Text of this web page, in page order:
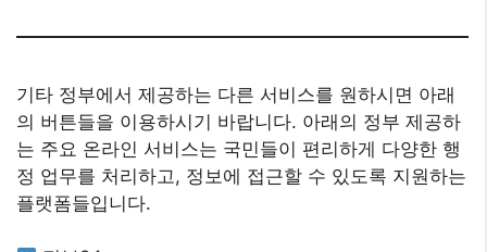
기타 정부에서 제공하는 다른 서비스를 원하시면 아래
의 버튼들을 이용하시기 바랍니다. 아래의 정부 제공하
는 주요 온라인 서비스는 국민들이 편리하게 다양한 행
정 업무를 처리하고, 정보에 접근할 수 있도록 지원하는
플랫폼들입니다.